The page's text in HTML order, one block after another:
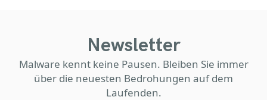
Newsletter
Malware kennt keine Pausen. Bleiben Sie immer
über die neuesten Bedrohungen auf dem
Laufenden.